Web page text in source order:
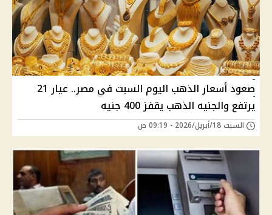
صعود أسعار الذهب اليوم السبت في مصر.. عيار 21
يرتفع والجنيه الذهب يقفز 400 جنيه
السبت 18/أبريل/2026 - 09:19 ص